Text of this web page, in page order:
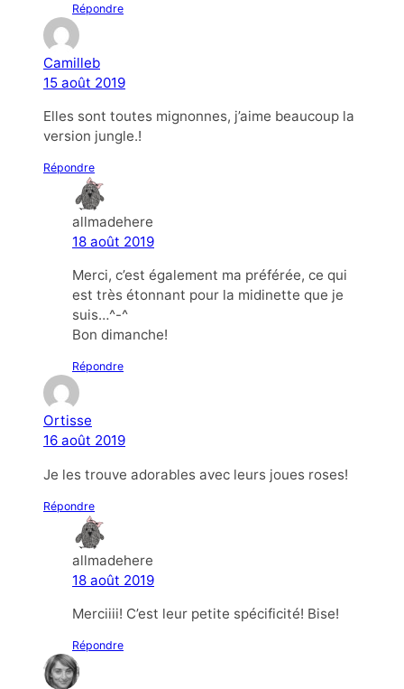
Répondre
Camilleb
15 août 2019
Elles sont toutes mignonnes, j’aime beaucoup la
version jungle.!
Répondre
allmadehere
18 août 2019
Merci, c’est également ma préférée, ce qui
est très étonnant pour la midinette que je
suis…^-^
Bon dimanche!
Répondre
Ortisse
16 août 2019
Je les trouve adorables avec leurs joues roses!
Répondre
allmadehere
18 août 2019
Merciiii! C’est leur petite spécificité! Bise!
Répondre